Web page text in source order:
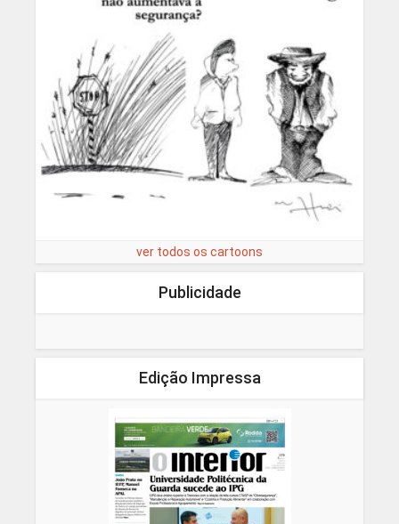
ver todos os cartoons
Publicidade
Edição Impressa